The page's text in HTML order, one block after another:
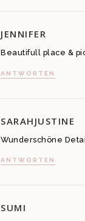
JENNIFER
Beautifull place &
ANTWORTEN
SARAHJUSTINE
Wunderschöne
ANTWORTEN
SUMI